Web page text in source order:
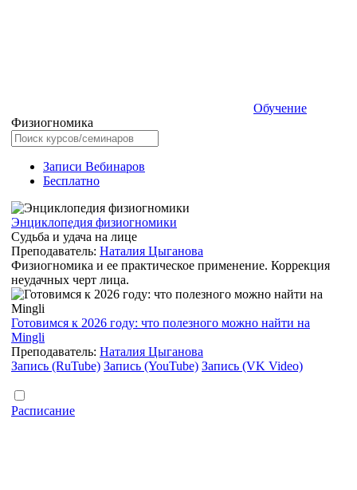
Обучение
Физиогномика
Записи Вебинаров
Бесплатно
Энциклопедия физиогномики
Судьба и удача на лице
Преподаватель: Наталия Цыганова
Физиогномика и ее практическое применение. Коррекция
неудачных черт лица.
Готовимся к 2026 году: что полезного можно найти на
Mingli
Преподаватель: Наталия Цыганова
Запись (RuTube) Запись (YouTube) Запись (VK Video)
Расписание